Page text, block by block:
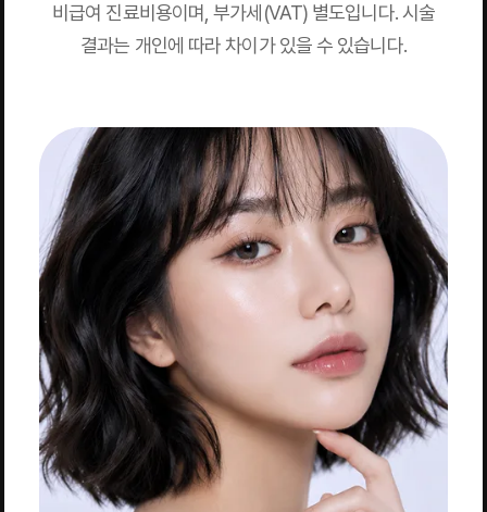
비급여 진료비용이며, 부가세(VAT) 별도입니다. 시술
결과는 개인에 따라 차이가 있을 수 있습니다.